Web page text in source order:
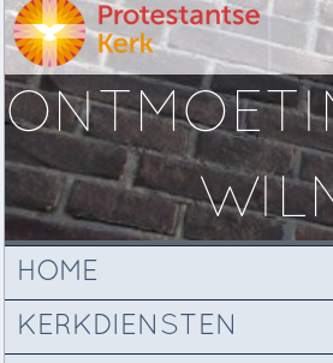
HOME
KERKDIENSTEN